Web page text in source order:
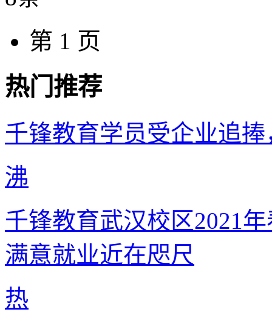
第 1 页
热门推荐
千锋教育学员受企业追
沸
千锋教育武汉校区2021
满意就业近在咫尺
热